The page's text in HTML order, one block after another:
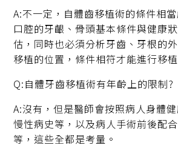
A:不一定，自體齒移植術的條件相
口腔的牙齦、骨頭基本條件與健康
估，同時也必須分析牙齒、牙根的
移植的位置，條件相符才能進行移
Q:自體牙齒移植術有年齡上的限制?
A:沒有，但是醫師會按照病人身體
慢性病史等，以及病人手術前後配
等，這些全都是考量。